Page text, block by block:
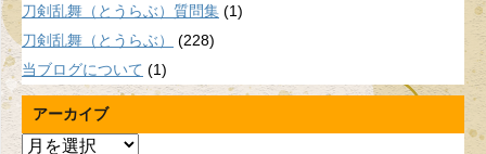
刀剣乱舞（とうらぶ）質問集 (1)
刀剣乱舞（とうらぶ）
(228)
当ブログについて (1)
アーカイブ
ア